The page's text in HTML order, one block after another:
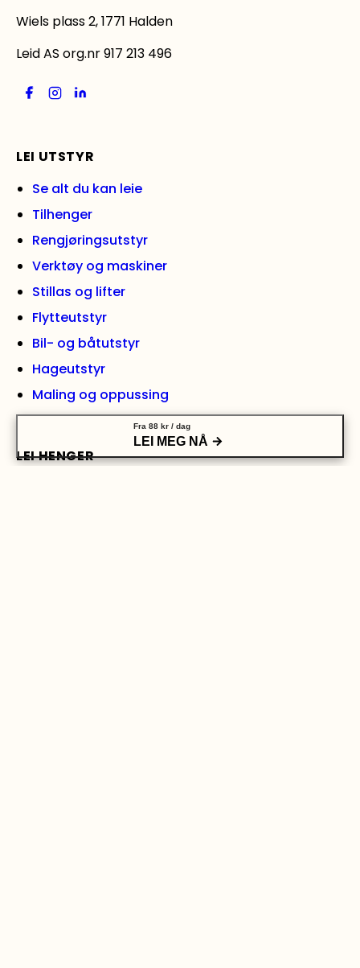
Fra 88 kr/ dag
LEI MEG NÅ
Wiels plass 2, 1771 Halden
Leid AS org.nr 917 213 496
LEI UTSTYR
Se alt du kan leie
Tilhenger
Rengjøringsutstyr
Verktøy og maskiner
Stillas og lifter
Flytteutstyr
Bil- og båtutstyr
Hageutstyr
Maling og oppussing
LEI HENGER